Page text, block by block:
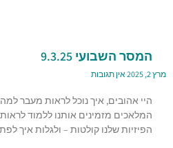
המסר השבועי 9.3.25
מרץ 2, 2025 אין תגובות
היי אהובים, איך נוכל לראות מעבר
המלאכים מזמינים אותנו ללמוד
הפיזיות שלנו קולטות – ולגלות איך